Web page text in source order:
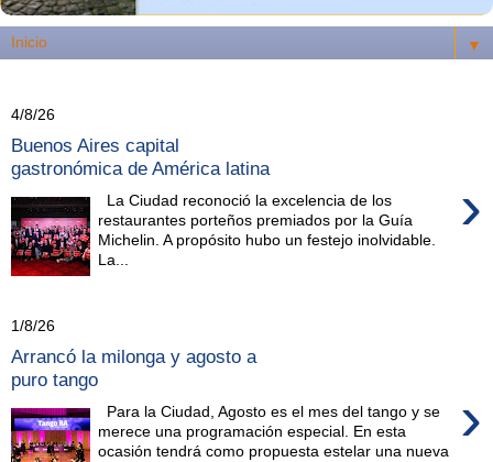
▼
4/8/26
Buenos Aires capital
gastronómica de América latina
›
La Ciudad reconoció la excelencia de los
restaurantes porteños premiados por la Guía
Michelin. A propósito hubo un festejo inolvidable.
La...
1/8/26
Arrancó la milonga y agosto a
puro tango
›
Para la Ciudad, Agosto es el mes del tango y se
merece una programación especial. En esta
ocasión tendrá como propuesta estelar una nueva